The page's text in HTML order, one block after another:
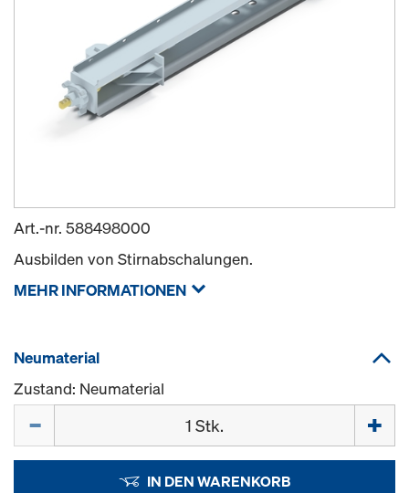
Art.-nr. 588498000
Ausbilden von Stirnabschalungen.
MEHR INFORMATIONEN
Neumaterial
Zustand: Neumaterial
IN DEN WARENKORB